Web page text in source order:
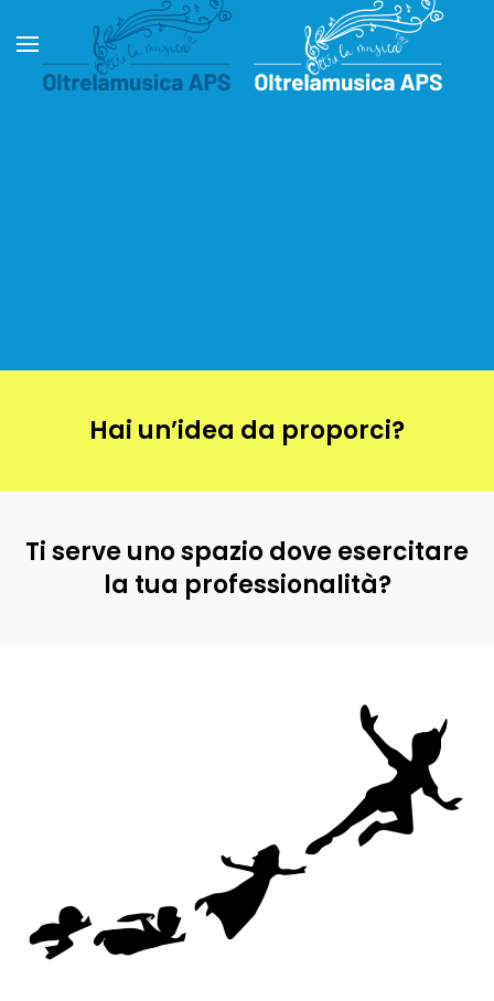
Passa al contenuto principale
Hai un’idea da proporci?
Ti serve uno spazio dove esercitare
la tua professionalità?